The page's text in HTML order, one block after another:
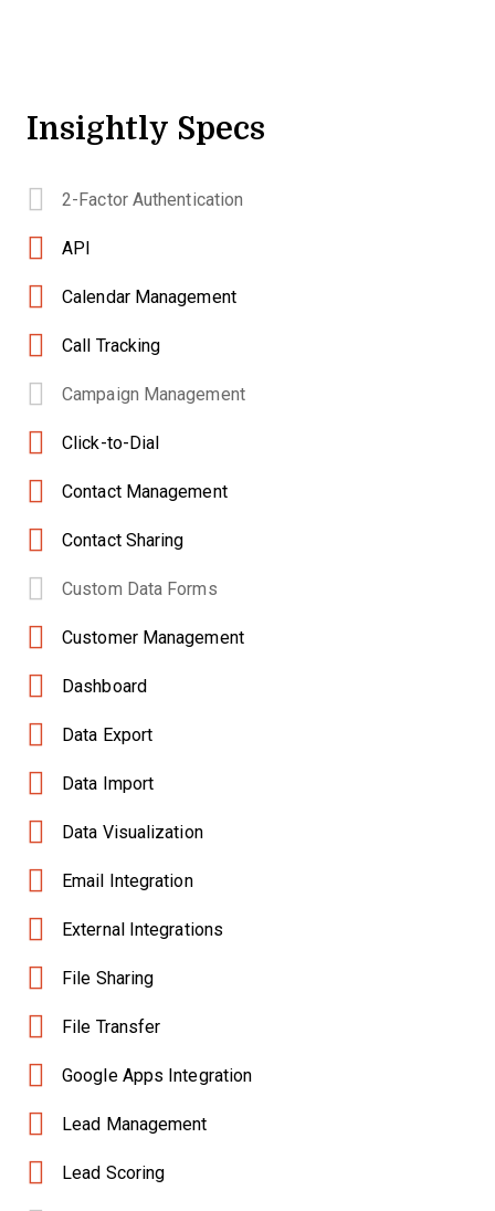
Insightly Specs
2-Factor Authentication
API
Calendar Management
Call Tracking
Campaign Management
Click-to-Dial
Contact Management
Contact Sharing
Custom Data Forms
Customer Management
Dashboard
Data Export
Data Import
Data Visualization
Email Integration
External Integrations
File Sharing
File Transfer
Google Apps Integration
Lead Management
Lead Scoring